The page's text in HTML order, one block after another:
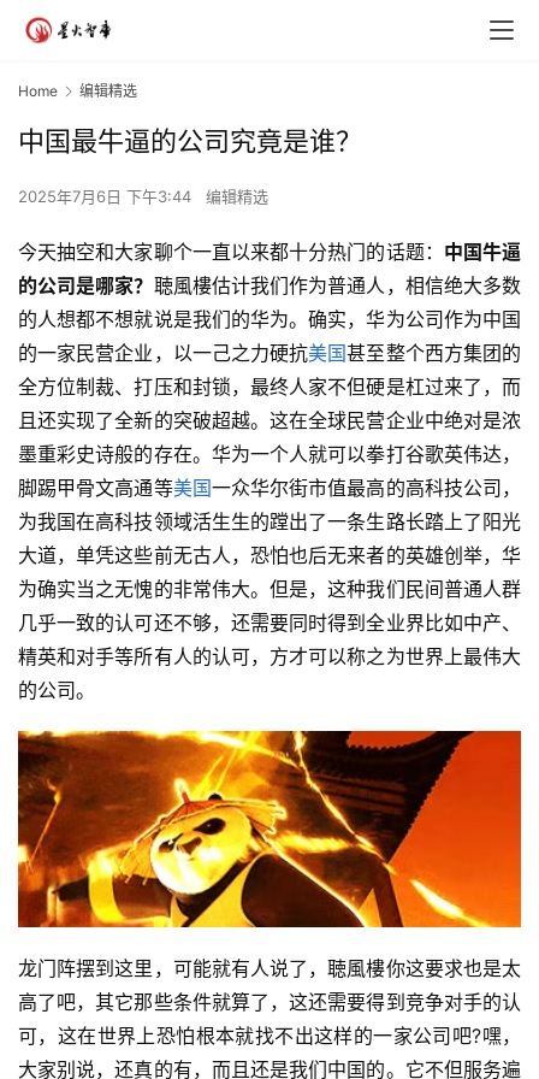
Home 编辑精选
中国最牛逼的公司究竟是谁？
2025年7月6日 下午3:44 编辑精选
今天抽空和大家聊个一直以来都十分热门的话题： 中国牛逼
的公司是哪家？ 聴風樓估计我们作为普通人，相信绝大多数
的人想都不想就说是我们的华为。确实，华为公司作为中国
的一家民营企业，以一己之力硬抗美国甚至整个西方集团的
全方位制裁、打压和封锁，最终人家不但硬是杠过来了，而
且还实现了全新的突破超越。这在全球民营企业中绝对是浓
墨重彩史诗般的存在。华为一个人就可以拳打谷歌英伟达，
脚踢甲骨文高通等美国一众华尔街市值最高的高科技公司，
为我国在高科技领域活生生的蹚出了一条生路长踏上了阳光
大道，单凭这些前无古人，恐怕也后无来者的英雄创举，华
为确实当之无愧的非常伟大。但是，这种我们民间普通人群
几乎一致的认可还不够，还需要同时得到全业界比如中产、
精英和对手等所有人的认可，方才可以称之为世界上最伟大
的公司。
龙门阵摆到这里，可能就有人说了，聴風樓你这要求也是太
高了吧，其它那些条件就算了，这还需要得到竞争对手的认
可，这在世界上恐怕根本就找不出这样的一家公司吧?嘿，
大家别说，还真的有，而且还是我们中国的。它不但服务遍